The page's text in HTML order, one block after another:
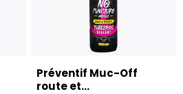
Préventif Muc-Off
route et...